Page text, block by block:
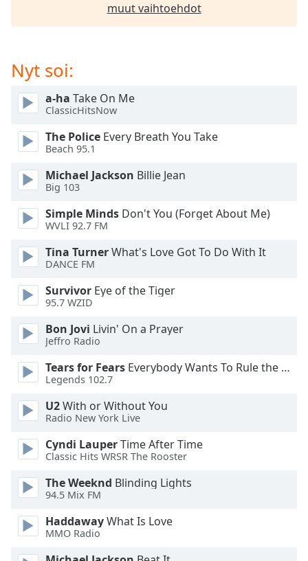
settings
subtitles
off
selected
Picture-
Picture
Fullscreen
This
modal
window.
Beginning
dialog
window.
Escape
and
close
window.
Text
Color
Opacity
muut vaihtoehdot
Nyt soi:
a-ha Take On Me
ClassicHitsNow
The Police Every Breath You Take
Beach 95.1
Michael Jackson Billie Jean
Big 103
Simple Minds Don't You (Forget About Me)
WVLI 92.7 FM
Tina TurnerWhat's Love Got To Do With It
DANCE FM
Survivor Eye of the Tiger
95.7 WZID
Bon Jovi Livin' On a Prayer
Jeffro Radio
Tears for Fears Everybody Wants To Rule the World
Legends 102.7
U2With or Without You
Radio New York Live
Cyndi LauperTime After Time
Classic Hits WRSR The Rooster
The Weeknd Blinding Lights
94.5 Mix FM
HaddawayWhat Is Love
MMO Radio